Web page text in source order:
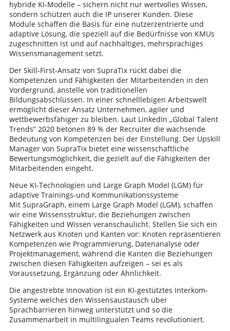
hybride KI-Modelle – sichern nicht nur wertvolles Wissen,
sondern schützen auch die IP unserer Kunden. Diese
Module schaffen die Basis für eine nutzerzentrierte und
adaptive Lösung, die speziell auf die Bedürfnisse von KMUs
zugeschnitten ist und auf nachhaltiges, mehrsprachiges
Wissensmanagement setzt.
Der Skill-First-Ansatz von SupraTix rückt dabei die
Kompetenzen und Fähigkeiten der Mitarbeitenden in den
Vordergrund, anstelle von traditionellen
Bildungsabschlüssen. In einer schnelllebigen Arbeitswelt
ermöglicht dieser Ansatz Unternehmen, agiler und
wettbewerbsfähiger zu bleiben. Laut LinkedIn „Global Talent
Trends“ 2020 betonen 89 % der Recruiter die wachsende
Bedeutung von Kompetenzen bei der Einstellung. Der Upskill
Manager von SupraTix bietet eine wissenschaftliche
Bewertungsmöglichkeit, die gezielt auf die Fähigkeiten der
Mitarbeitenden eingeht.
Neue KI-Technologien und Large Graph Model (LGM) für
adaptive Trainings-und Kommunikationssysteme
Mit SupraGraph, einem Large Graph Model (LGM), schaffen
wir eine Wissensstruktur, die Beziehungen zwischen
Fähigkeiten und Wissen veranschaulicht. Stellen Sie sich ein
Netzwerk aus Knoten und Kanten vor: Knoten repräsentieren
Kompetenzen wie Programmierung, Datenanalyse oder
Projektmanagement, während die Kanten die Beziehungen
zwischen diesen Fähigkeiten aufzeigen – sei es als
Voraussetzung, Ergänzung oder Ähnlichkeit.
Die angestrebte Innovation ist ein KI-gestütztes Interkom-
Systeme welches den Wissensaustausch über
Sprachbarrieren hinweg unterstützt und so die
Zusammenarbeit in multilingualen Teams revolutioniert.